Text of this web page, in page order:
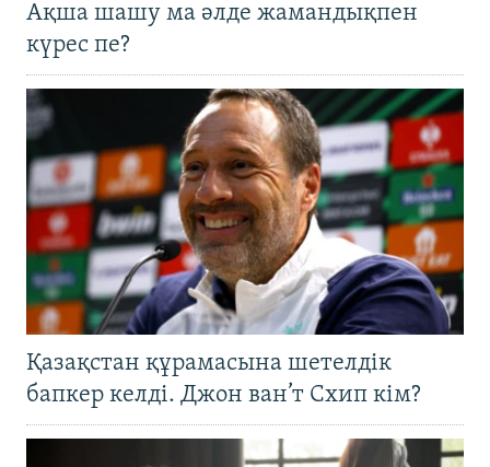
Ақша шашу ма әлде жамандықпен
күрес пе?
Қазақстан құрамасына шетелдік
бапкер келді. Джон ван’т Схип кім?